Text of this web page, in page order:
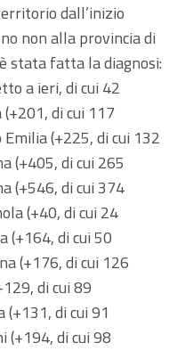
dall’inizio
non alla provincia di
stata fatta la diagnosi:
a ieri, di cui 42
di cui 117
(+225, di cui 132
(+405, di cui 265
(+546, di cui 374
(+40, di cui 24
(+164, di cui 50
(+176, di cui 126
di cui 89
di cui 91
(+194, di cui 98